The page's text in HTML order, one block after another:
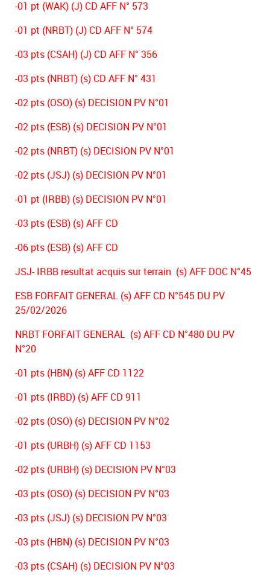
-01 pt (WAK) (J) CD AFF N° 573
-01 pt (NRBT) (J) CD AFF N° 574
-03 pts (CSAH) (J) CD AFF N° 356
-03 pts (NRBT) (s) CD AFF N° 431
-02 pts (OSO) (s) DECISION PV N°01
-02 pts (ESB) (s) DECISION PV N°01
-02 pts (NRBT) (s) DECISION PV N°01
-02 pts (JSJ) (s) DECISION PV N°01
-01 pt (IRBB) (s) DECISION PV N°01
-03 pts (ESB) (s) AFF CD
-06 pts (ESB) (s) AFF CD
JSJ- IRBB resultat acquis sur terrain (s) AFF DOC N°45
ESB FORFAIT GENERAL (s) AFF CD N°545 DU PV
25/02/2026
NRBT FORFAIT GENERAL (s) AFF CD N°480 DU PV
N°20
-01 pts (HBN) (s) AFF CD 1122
-01 pts (IRBD) (s) AFF CD 911
-02 pts (OSO) (s) DECISION PV N°02
-01 pts (URBH) (s) AFF CD 1153
-02 pts (URBH) (s) DECISION PV N°03
-03 pts (OSO) (s) DECISION PV N°03
-03 pts (JSJ) (s) DECISION PV N°03
-03 pts (HBN) (s) DECISION PV N°03
-03 pts (CSAH) (s) DECISION PV N°03